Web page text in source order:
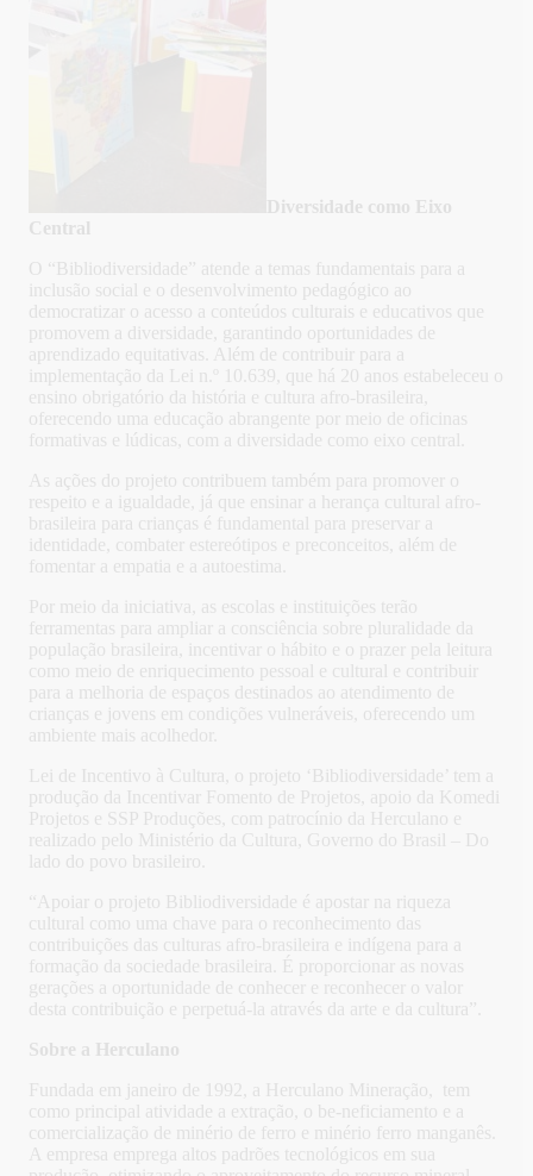
Diversidade como Eixo
Central
O “Bibliodiversidade” atende a temas fundamentais para a
inclusão social e o desenvolvimento pedagógico ao
democratizar o acesso a conteúdos culturais e educativos que
promovem a diversidade, garantindo oportunidades de
aprendizado equitativas. Além de contribuir para a
implementação da Lei n.º 10.639, que há 20 anos estabeleceu o
ensino obrigatório da história e cultura afro-brasileira,
oferecendo uma educação abrangente por meio de oficinas
formativas e lúdicas, com a diversidade como eixo central.
As ações do projeto contribuem também para promover o
respeito e a igualdade, já que ensinar a herança cultural afro-
brasileira para crianças é fundamental para preservar a
identidade, combater estereótipos e preconceitos, além de
fomentar a empatia e a autoestima.
Por meio da iniciativa, as escolas e instituições terão
ferramentas para ampliar a consciência sobre pluralidade da
população brasileira, incentivar o hábito e o prazer pela leitura
como meio de enriquecimento pessoal e cultural e contribuir
para a melhoria de espaços destinados ao atendimento de
crianças e jovens em condições vulneráveis, oferecendo um
ambiente mais acolhedor.
Lei de Incentivo à Cultura, o projeto ‘Bibliodiversidade’ tem a
produção da Incentivar Fomento de Projetos, apoio da Komedi
Projetos e SSP Produções, com patrocínio da Herculano e
realizado pelo Ministério da Cultura, Governo do Brasil – Do
lado do povo brasileiro.
“Apoiar o projeto Bibliodiversidade é apostar na riqueza
cultural como uma chave para o reconhecimento das
contribuições das culturas afro-brasileira e indígena para a
formação da sociedade brasileira. É proporcionar as novas
gerações a oportunidade de conhecer e reconhecer o valor
desta contribuição e perpetuá-la através da arte e da cultura”.
Sobre a Herculano
Fundada em janeiro de 1992, a Herculano Mineração, tem
como principal atividade a extração, o be-neficiamento e a
comercialização de minério de ferro e minério ferro manganês.
A empresa emprega altos padrões tecnológicos em sua